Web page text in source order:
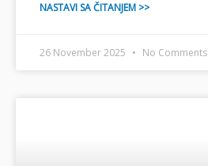
NASTAVI SA ČITANJEM >>
26 November 2025 No Comments